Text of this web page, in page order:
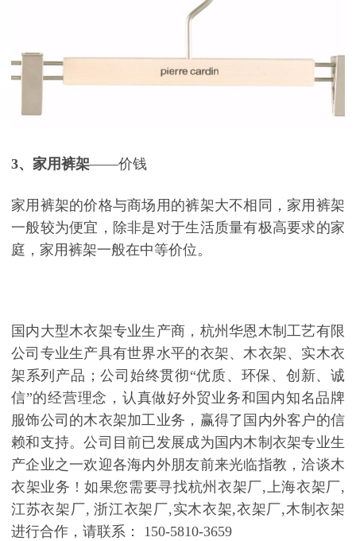
3、家用裤架——价钱
家用裤架的价格与商场用的裤架大不相同，家用裤架
一般较为便宜，除非是对于生活质量有极高要求的家
庭，家用裤架一般在中等价位。
国内大型木衣架专业生产商，杭州华恩木制工艺有限
公司专业生产具有世界水平的衣架、木衣架、实木衣
架系列产品；公司始终贯彻 “优质、环保、创新、诚
信”的经营理念，认真做好外贸业务和国内知名品牌
服饰公司的木衣架加工业务，赢得了国内外客户的信
赖和支持。公司目前已发展成为国内木制衣架专业生
产企业之一欢迎各海内外朋友前来光临指教，洽谈木
衣架业务 !如果您需要寻找杭州衣架厂,上海衣架厂,
江苏衣架厂, 浙江衣架厂,实木衣架,衣架厂,木制衣架
进行合作，请联系：
150-5810-3659